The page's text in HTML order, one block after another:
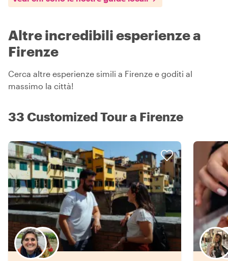
Altre incredibili esperienze a
Firenze
Cerca altre esperienze simili a Firenze e goditi al
massimo la città!
33 Customized Tour a Firenze
Scegli il tuo local preferito